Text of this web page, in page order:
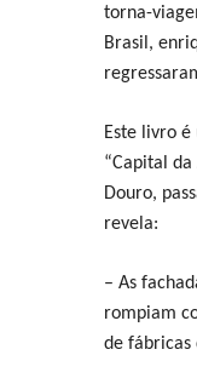
torna-
Brasil,
Este livro
“Capital
Douro,
revela:
– As
rompiam
de fábricas